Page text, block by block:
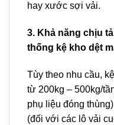
hay xước sợi vải.
3. Khả năng chịu
thống kệ kho dệt
Tùy theo nhu cầu,
từ 200kg – 500kg/
phụ liệu đóng
(đối với các lô vải